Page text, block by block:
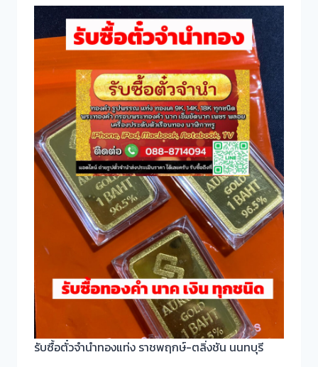
รับซื้อตั๋วจำนำทองแท่ง ราชพฤกษ์-ตลิ่งชัน นนทบุรี